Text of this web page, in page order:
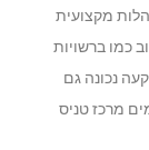
מקצועית
כמו ברשויות
נכונה גם
מרכז טניס